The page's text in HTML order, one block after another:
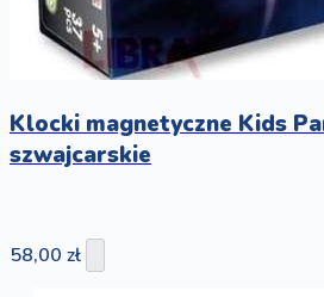
Klocki magnetyczne Kids
szwajcarskie
58,00 zł